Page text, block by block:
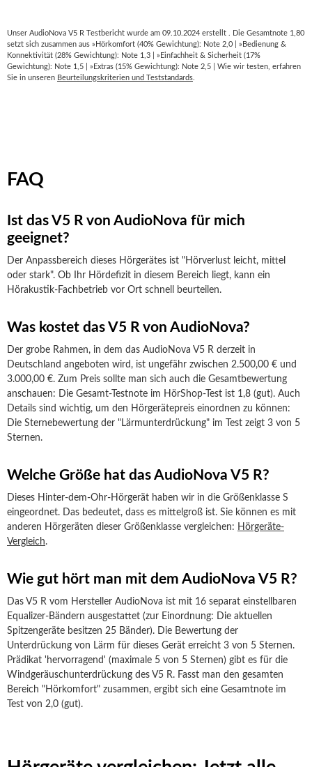
Unser AudioNova V5 R Testbericht wurde am 09.10.2024 erstellt . Die Gesamtnote 1,80
setzt sich zusammen aus »Hörkomfort (40% Gewichtung): Note 2,0 | »Bedienung &
Konnektivität (28% Gewichtung): Note 1,3 | »Einfachheit & Sicherheit (17%
Gewichtung): Note 1,5 | »Extras (15% Gewichtung): Note 2,5 | Wie wir testen, erfahren
Sie in unseren Beurteilungskriterien und Teststandards
FAQ
Ist das V5 R von AudioNova für mich
geeignet?
Der Anpassbereich dieses Hörgerätes ist "Hörverlust leicht, mittel
oder stark". Ob Ihr Hördefizit in diesem Bereich liegt, kann ein
Hörakustik-Fachbetrieb vor Ort schnell beurteilen.
Was kostet das V5 R von AudioNova?
Der grobe Rahmen, in dem das AudioNova V5 R derzeit in
Deutschland angeboten wird, ist ungefähr zwischen 2.500,00 € und
3.000,00 €. Zum Preis sollte man sich auch die Gesamtbewertung
anschauen: Die Gesamt-Testnote im HörShop-Test ist 1,8 (gut). Auch
Details sind wichtig, um den Hörgerätepreis einordnen zu können:
Die Sternebewertung der "Lärmunterdrückung" im Test zeigt 3 von 5
Sternen.
Welche Größe hat das AudioNova V5 R?
Dieses Hinter-dem-Ohr-Hörgerät haben wir in die Größenklasse S
eingeordnet. Das bedeutet, dass es mittelgroß ist. Sie können es mit
anderen Hörgeräten dieser Größenklasse vergleichen: Hörgeräte-
Vergleich.
Wie gut hört man mit dem AudioNova V5 R?
Das V5 R vom Hersteller AudioNova ist mit 16 separat einstellbaren
Equalizer-Bändern ausgestattet (zur Einordnung: Die aktuellen
Spitzengeräte besitzen 25 Bänder). Die Bewertung der
Unterdrückung von Lärm für dieses Gerät erreicht 3 von 5 Sternen.
Prädikat 'hervorragend' (maximale 5 von 5 Sternen) gibt es für die
Windgeräuschunterdrückung des V5 R. Fasst man den gesamten
Bereich "Hörkomfort" zusammen, ergibt sich eine Gesamtnote im
Test von 2,0 (gut).